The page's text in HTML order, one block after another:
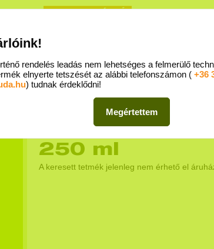
II. 5. emelet - 1024 Budapest, Lövőház u. 1-5. I MediAd Kft. I
MENETE SZÁLLÍTÁS FELTÉTELEI GYIK
Olajok, ecetek
Grapoila
250 ml
A keresett tetmék jelenleg nem érhető el
rendelés leadás nem lehetséges a felmerülő
elnyerte tetszését az alábbi telefonszámon ( +36
) tudnak érdeklődni!
Megértettem